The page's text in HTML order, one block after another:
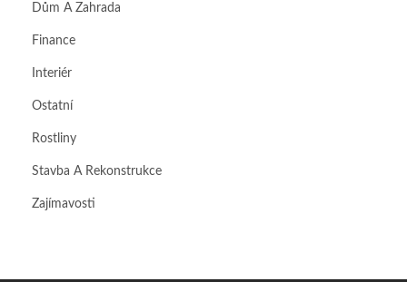
Dům A Zahrada
Finance
Interiér
Ostatní
Rostliny
Stavba A Rekonstrukce
Zajímavosti